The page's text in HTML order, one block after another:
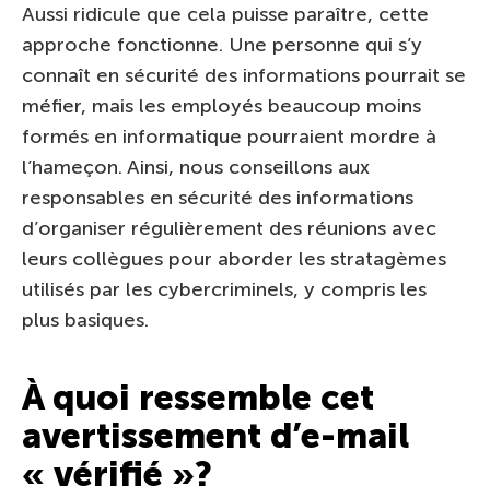
Aussi ridicule que cela puisse paraître, cette
approche fonctionne. Une personne qui s’y
connaît en sécurité des informations pourrait se
méfier, mais les employés beaucoup moins
formés en informatique pourraient mordre à
l’hameçon. Ainsi, nous conseillons aux
responsables en sécurité des informations
d’organiser régulièrement des réunions avec
leurs collègues pour aborder les stratagèmes
utilisés par les cybercriminels, y compris les
plus basiques.
À quoi ressemble cet
avertissement d’e-mail
« vérifié »?